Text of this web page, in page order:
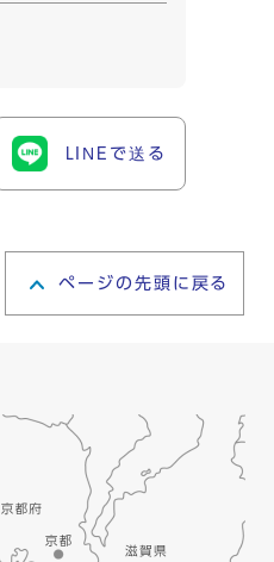
LINEで送る
ページの先頭に戻る